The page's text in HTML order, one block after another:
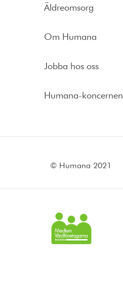
Äldreomsorg
Om Humana
Jobba hos oss
Humana-koncernen
© Humana 2021